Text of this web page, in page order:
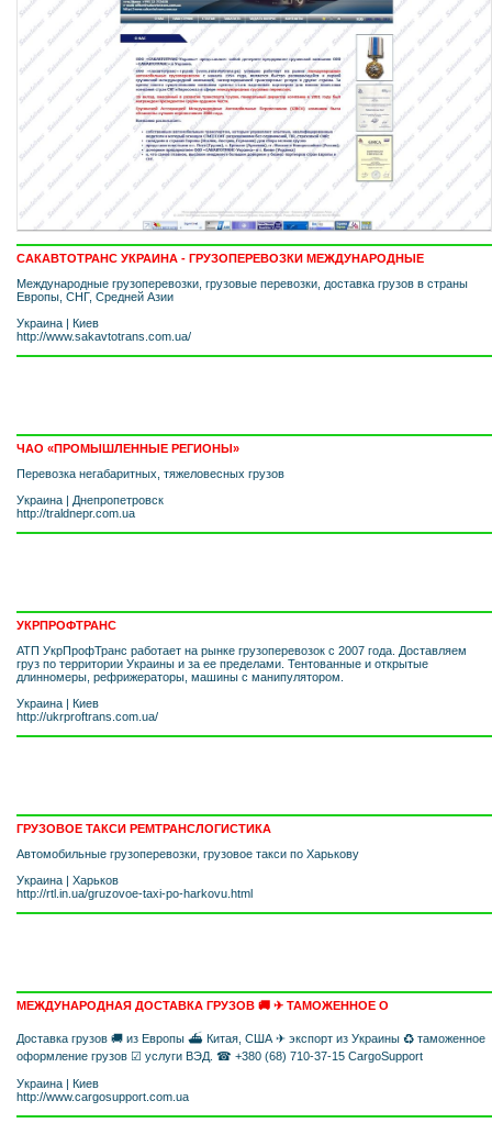
САКАВТОТРАНС УКРАИНА - ГРУЗОПЕРЕВОЗКИ МЕЖДУНАРОДНЫЕ
Международные грузоперевозки, грузовые перевозки, доставка грузов в страны
Европы, СНГ, Средней Азии
Украина | Киев
http://www.sakavtotrans.com.ua/
ЧАО «ПРОМЫШЛЕННЫЕ РЕГИОНЫ»
Перевозка негабаритных, тяжеловесных грузов
Украина | Днепропетровск
http://traldnepr.com.ua
УКРПРОФТРАНС
АТП УкрПрофТранс работает на рынке грузоперевозок с 2007 года. Доставляем
груз по территории Украины и за ее пределами. Тентованные и открытые
длинномеры, рефрижераторы, машины с манипулятором.
Украина | Киев
http://ukrproftrans.com.ua/
ГРУЗОВОЕ ТАКСИ РЕМТРАНСЛОГИСТИКА
Автомобильные грузоперевозки, грузовое такси по Харькову
Украина | Харьков
http://rtl.in.ua/gruzovoe-taxi-po-harkovu.html
МЕЖДУНАРОДНАЯ ДОСТАВКА ГРУЗОВ 🚚 ✈ ТАМОЖЕННОЕ О
Доставка грузов 🚚 из Европы ⛴ Китая, США ✈ экспорт из Украины ♻ таможенное
оформление грузов ☑ услуги ВЭД. ☎ +380 (68) 710-37-15 CargoSupport
Украина | Киев
http://www.cargosupport.com.ua